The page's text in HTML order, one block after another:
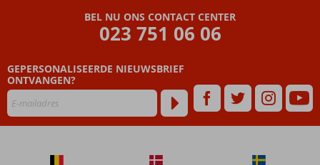
BEL NU ONS CONTACT CENTER
023 751 06 06
GEPERSONALISEERDE NIEUWSBRIEF
ONTVANGEN?